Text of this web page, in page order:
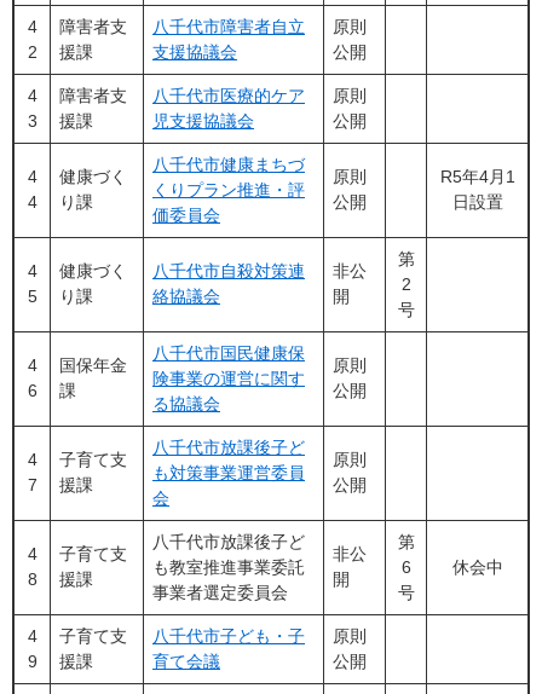
4
2
障害者支
援課
八千代市障害者自立
支援協議会
原則
公開
4
3
障害者支
援課
八千代市医療的ケア
児支援協議会
原則
公開
4
4
健康づく
り課
八千代市健康まちづ
くりプラン推進・評
価委員会
原則
公開
R5年4月1
日設置
4
5
健康づく
り課
八千代市自殺対策連
絡協議会
非公
開
第
2
号
4
6
国保年金
課
八千代市国民健康保
険事業の運営に関す
る協議会
原則
公開
4
7
子育て支
援課
八千代市放課後子ど
も対策事業運営委員
会​
原則
公開
4
8
子育て支
援課
八千代市放課後子ど
も教室推進事業委託
事業者選定委員会
非公
開
第
6
号
休会中
4
9
子育て支
援課
八千代市子ども・子
育て会議
原則
公開